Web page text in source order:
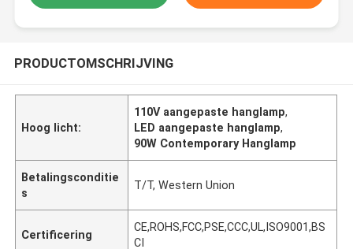
PRODUCTOMSCHRIJVING
Hoog licht:
110V aangepaste hanglamp,
LED aangepaste hanglamp,
90W Contemporary Hanglamp
Betalingsconditie
s
T/T, Western Union
Certificering
CE,ROHS,FCC,PSE,CCC,UL,ISO9001,BS
CI